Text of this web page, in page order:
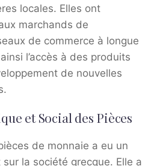
locales. Elles ont
marchands de
de commerce à longue
l’accès à des produits
de nouvelles
et Social des Pièces
de monnaie a eu un
la société grecque. Elle a